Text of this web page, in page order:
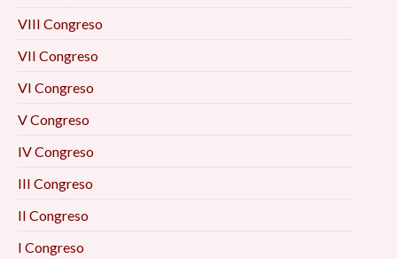
VIII Congreso
VII Congreso
VI Congreso
V Congreso
IV Congreso
III Congreso
II Congreso
I Congreso